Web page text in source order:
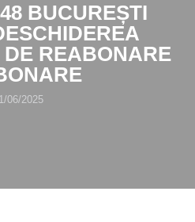
BUCUREȘTI
REABONARE
06/2025